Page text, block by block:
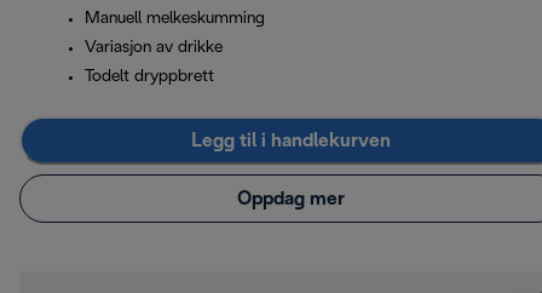
Manuell melkeskumming
Variasjon av drikke
Todelt dryppbrett
Legg til i handlekurven
Oppdag mer